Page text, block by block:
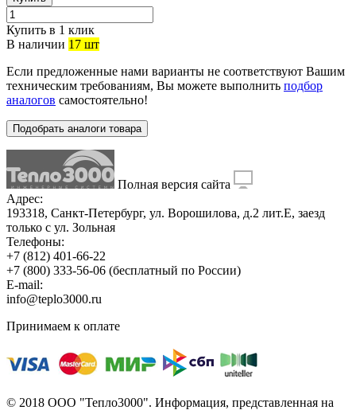
Купить в 1 клик
В наличии 17 шт
Если предложенные нами варианты не соответствуют Вашим
техническим требованиям, Вы можете выполнить подбор
аналогов самостоятельно!
Подобрать аналоги товара
Полная версия сайта
Адрес:
193318, Санкт-Петербург, ул. Ворошилова, д.2 лит.Е, заезд
только с ул. Зольная
Телефоны:
+7 (812) 401-66-22
+7 (800) 333-56-06 (бесплатный по России)
E-mail:
info@teplo3000.ru
Принимаем к оплате
© 2018 ООО "Тепло3000". Информация, представленная на